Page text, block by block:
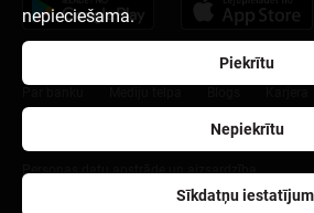
nepieciešama.
Piekrītu
Nepiekrītu
Sīkdatņu
Sīkdatņu iestatījumi
Developers Portal